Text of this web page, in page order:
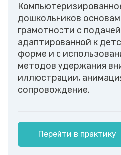
дошкольников
грамотности с
адаптированной к
форме и с
методов удержания
иллюстрации,
сопровождение.
Перейти в практику